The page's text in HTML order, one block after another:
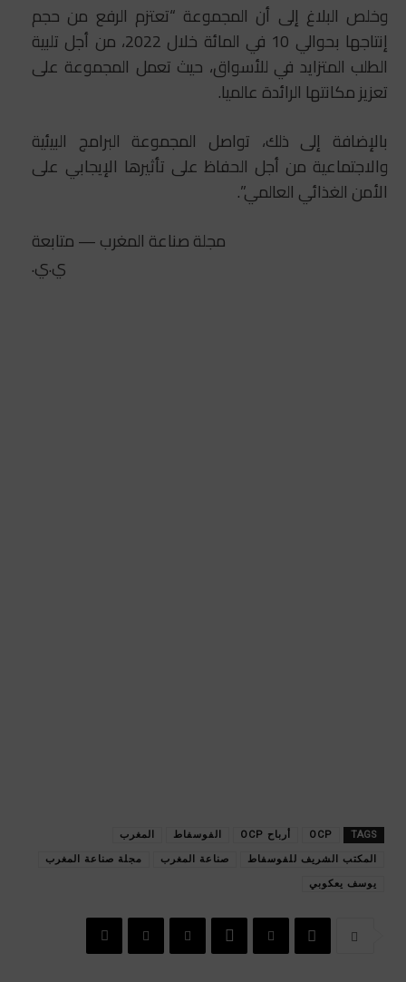
وخلص البلاغ إلى أن المجموعة “تعتزم الرفع من حجم
إنتاجها بحوالي 10 في المائة خلال 2022، من أجل تلبية
الطلب المتزايد في للأسواق، حيث تعمل المجموعة على
تعزيز مكانتها الرائدة عالميا.
بالإضافة إلى ذلك، تواصل المجموعة البرامج البيئية
والاجتماعية من أجل الحفاظ على تأثيرها الإيجابي على
الأمن الغذائي العالمي”.
مجلة صناعة المغرب — متابعة
ي.ي.
TAGS
OCP أرباح OCP الفوسفاط المغرب
المكتب الشريف للفوسفاط صناعة المغرب مجلة صناعة المغرب
يوسف يعكوبي